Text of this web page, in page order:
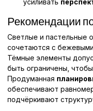
усиливать
Рекомендации
Светлые и пастельные
сочетаются с
Тёмные элементы
быть ограничены,
Продуманная
обеспечивают
подчёркивают